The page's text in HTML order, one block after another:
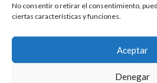
No consentir o retirar el consentimiento,
ciertas características y funciones.
Aceptar
Denegar
Contacto
Argentina